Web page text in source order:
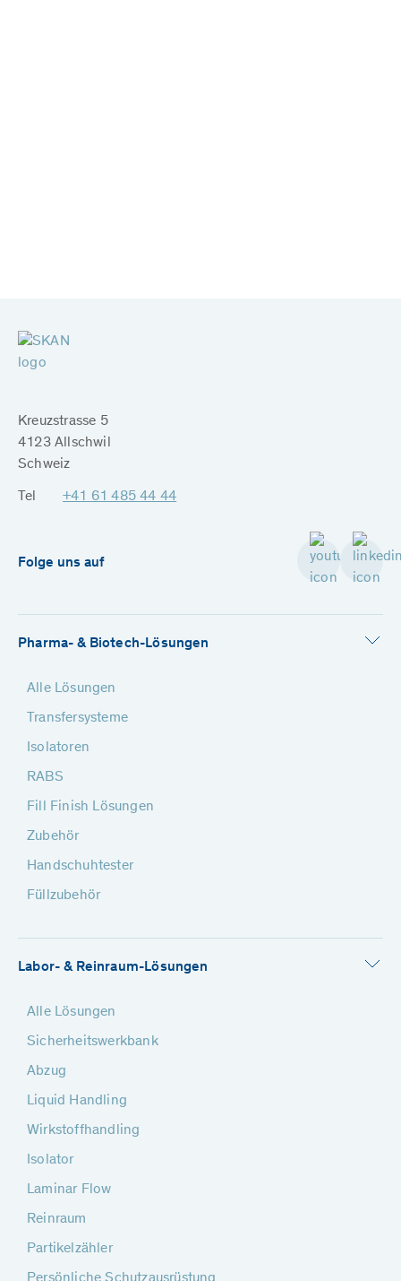
Kreuzstrasse 5
4123 Allschwil
Schweiz
Tel +41 61 485 44 44
Folge uns auf
Pharma- & Biotech-Lösungen
Alle Lösungen
Transfersysteme
Isolatoren
RABS
Fill Finish Lösungen
Zubehör
Handschuhtester
Füllzubehör
Labor- & Reinraum-Lösungen
Alle Lösungen
Sicherheitswerkbank
Abzug
Liquid Handling
Wirkstoffhandling
Isolator
Laminar Flow
Reinraum
Partikelzähler